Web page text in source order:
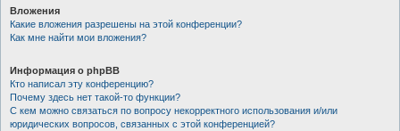
Вложения
Какие вложения разрешены на этой конференции?
Как мне найти мои вложения?
Информация о phpBB
Кто написал эту конференцию?
Почему здесь нет такой-то функции?
С кем можно связаться по вопросу некорректного использования и/или
юридических вопросов, связанных с этой конференцией?